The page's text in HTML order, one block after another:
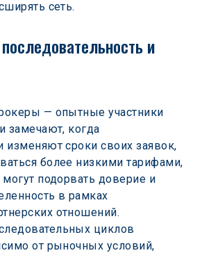
сеть.
и
— опытные участники
замечают, когда
изменяют сроки своих заявок,
более низкими тарифами,
могут подорвать доверие и
в рамках
отношений.
циклов
от рыночных условий,